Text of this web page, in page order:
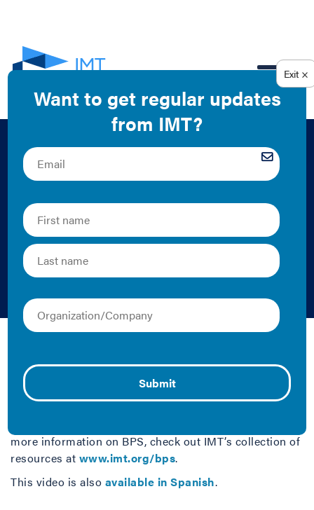
Video: What is a
Building
Performance
Standard (BPS)?
Video
performance standards (BPS) as a way to reduce
building energy use and carbon emissions. This video
more information on BPS, check out IMT’s collection of
resources at www.imt.org/bps.
This video is also available in Spanish.